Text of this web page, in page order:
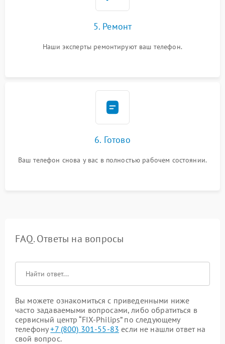
5. Ремонт
Наши эксперты ремонтируют ваш телефон.
6. Готово
Ваш телефон снова у вас в полностью рабочем состоянии.
FAQ. Ответы на вопросы
Вы можете ознакомиться с приведенными ниже
часто задаваемыми вопросами, либо обратиться в
сервисный центр “FIX-Philips” по следующему
телефону+7 (800) 301-55-83 если не нашли ответ на
свой вопрос.